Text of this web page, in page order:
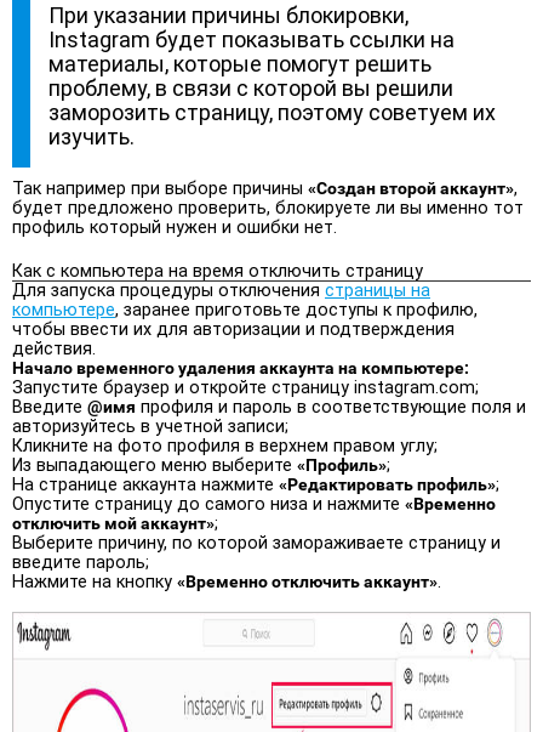
При указании причины блокировки,
Instagram будет показывать ссылки на
материалы, которые помогут решить
проблему, в связи с которой вы решили
заморозить страницу, поэтому советуем их
изучить.
Так например при выборе причины «Создан второй аккаунт»,
будет предложено проверить, блокируете ли вы именно тот
профиль который нужен и ошибки нет.
Как с компьютера на время отключить страницу
Для запуска процедуры отключения страницы на
компьютере, заранее приготовьте доступы к профилю,
чтобы ввести их для авторизации и подтверждения
действия.
Начало временного удаления аккаунта на компьютере:
Запустите браузер и откройте страницу instagram.com;
Введите @имя профиля и пароль в соответствующие поля и
авторизуйтесь в учетной записи;
Кликните на фото профиля в верхнем правом углу;
Из выпадающего меню выберите «Профиль»;
На странице аккаунта нажмите «Редактировать профиль»;
Опустите страницу до самого низа и нажмите «Временно
отключить мой аккаунт»;
Выберите причину, по которой замораживаете страницу и
введите пароль;
Нажмите на кнопку «Временно отключить аккаунт».